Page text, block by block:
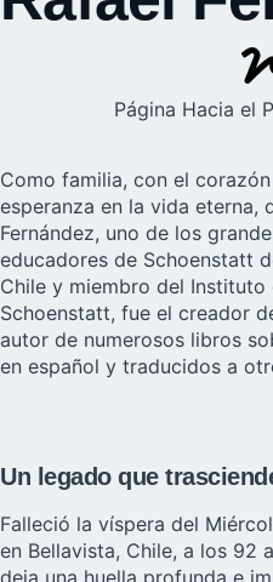
Página Hacia el
Como familia, con el
esperanza en la vida eterna,
Fernández, uno de los
educadores de Schoenstatt
Chile y miembro del Instituto
Schoenstatt, fue el creador
autor de numerosos libros
en español y traducidos a
Un legado que
Falleció la víspera del
en Bellavista, Chile, a los 92
deja una huella profunda e